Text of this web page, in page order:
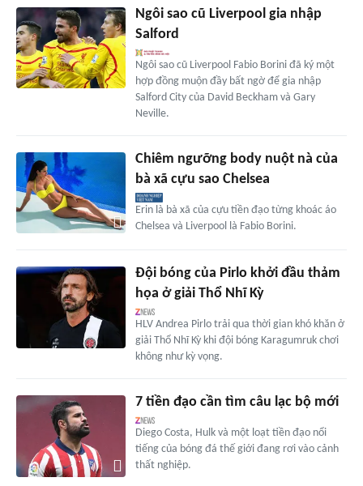
Ngôi sao cũ Liverpool gia nhập
Salford
Ngôi sao cũ Liverpool Fabio Borini đã ký một
hợp đồng muộn đầy bất ngờ để gia nhập
Salford City của David Beckham và Gary
Neville.
Chiêm ngưỡng body nuột nà của
bà xã cựu sao Chelsea
Erin là bà xã của cựu tiền đạo từng khoác áo
Chelsea và Liverpool là Fabio Borini.
Đội bóng của Pirlo khởi đầu thảm
họa ở giải Thổ Nhĩ Kỳ
HLV Andrea Pirlo trải qua thời gian khó khăn ở
giải Thổ Nhĩ Kỳ khi đội bóng Karagumruk chơi
không như kỳ vọng.
7 tiền đạo cần tìm câu lạc bộ mới
Diego Costa, Hulk và một loạt tiền đạo nổi
tiếng của bóng đá thế giới đang rơi vào cảnh
thất nghiệp.